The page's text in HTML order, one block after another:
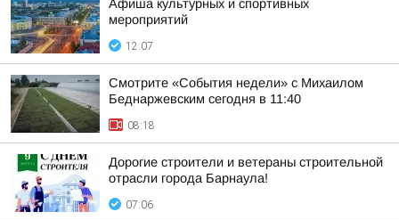
Афиша культурных и спортивных
мероприятий
12:07
Смотрите «События недели» с Михаилом
Беднаржевским сегодня в 11:40
08:18
Дорогие строители и ветераны строительной
отрасли города Барнаула!
07:06